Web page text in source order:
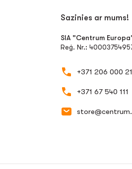
Sazinies ar mums!
SIA "Centrum
Reģ. Nr.:
+371 206 000 21
+371 67 540 111